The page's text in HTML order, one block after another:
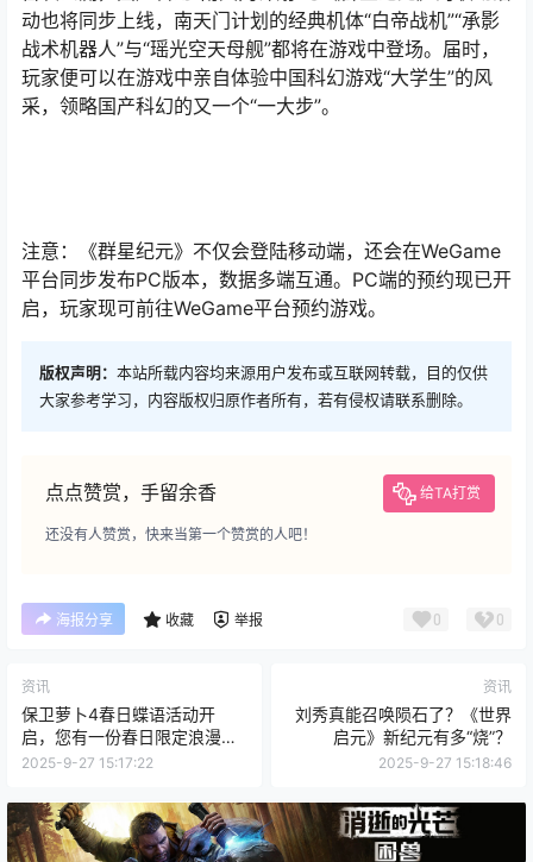
动也将同步上线，南天门计划的经典机体“白帝战机”“承影
战术机器人”与“瑶光空天母舰”都将在游戏中登场。届时，
玩家便可以在游戏中亲自体验中国科幻游戏“大学生”的风
采，领略国产科幻的又一个“一大步”。
注意：《群星纪元》不仅会登陆移动端，还会在WeGame
平台同步发布PC版本，数据多端互通。PC端的预约现已开
启，玩家现可前往WeGame平台预约游戏。
版权声明： 本站所载内容均来源用户发布或互联网转载，目的仅供
大家参考学习，内容版权归原作者所有，若有侵权请联系删除。
点点赞赏，手留余香 给TA打赏
还没有人赞赏，快来当第一个赞赏的人吧！
海报分享 收藏 举报 0 0
资讯
保卫萝卜4春日蝶语活动开
启，您有一份春日限定浪漫请
查收
2025-9-27 15:17:22
资讯
刘秀真能召唤陨石了？《世界
启元》新纪元有多“烧”？
2025-9-27 15:18:46